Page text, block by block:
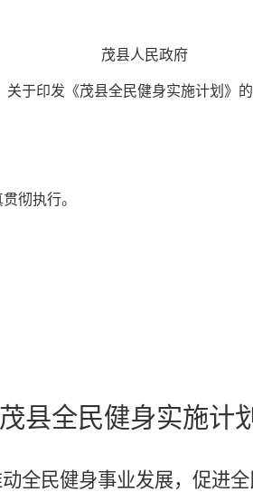
茂县人民政府
关于印发《茂县全民健身实施计划》
彻执行。
茂县全民健身实施计划
全民健身事业发展，促进